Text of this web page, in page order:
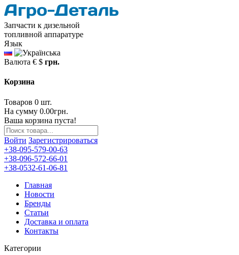
Запчасти к дизельной
топливной аппаратуре
Язык
Валюта € $ грн.
Корзина
Товаров 0 шт.
На сумму 0.00грн.
Ваша корзина пуста!
Войти Зарегистрироваться
+38-095-579-00-63
+38-096-572-66-01
+38-0532-61-06-81
Главная
Новости
Бренды
Статьи
Доставка и оплата
Контакты
Категории